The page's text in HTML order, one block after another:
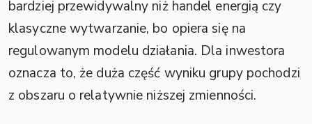
bardziej przewidywalny niż handel energią czy
klasyczne wytwarzanie, bo opiera się na
regulowanym modelu działania. Dla inwestora
oznacza to, że duża część wyniku grupy pochodzi
z obszaru o relatywnie niższej zmienności.